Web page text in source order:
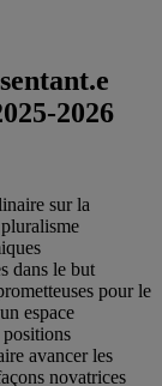
2026
sur la
dans le but
pour le
espace
avancer les
novatrices